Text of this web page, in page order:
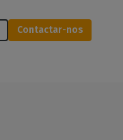
Contactar-nos